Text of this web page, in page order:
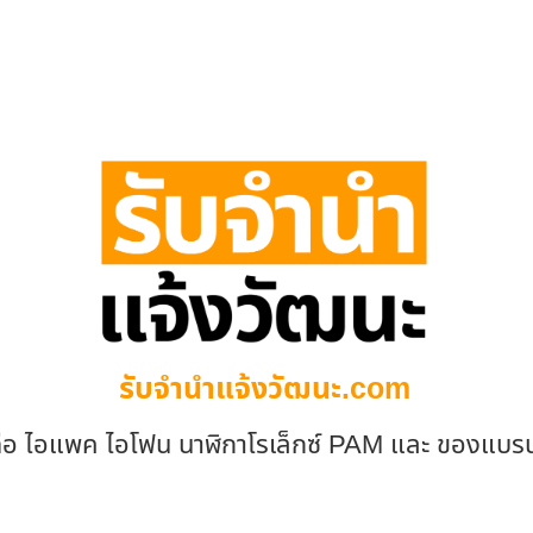
รับจํานําแจ้งวัฒนะ.com
ไอแพค ไอโฟน นาฬิกาโรเล็กซ์ PAM และ ของแบ